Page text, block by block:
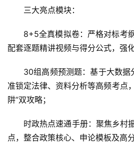
三大亮点模块：
8+5全真模拟卷：严格对标考
配套逐题精讲视频与得分公式，强
30组高频预测题：基于大数
准锁定法律、资料分析等高频考点
阱”双攻略；
时政热点速通手册：聚焦乡村
点，整合政策核心、申论模板及高